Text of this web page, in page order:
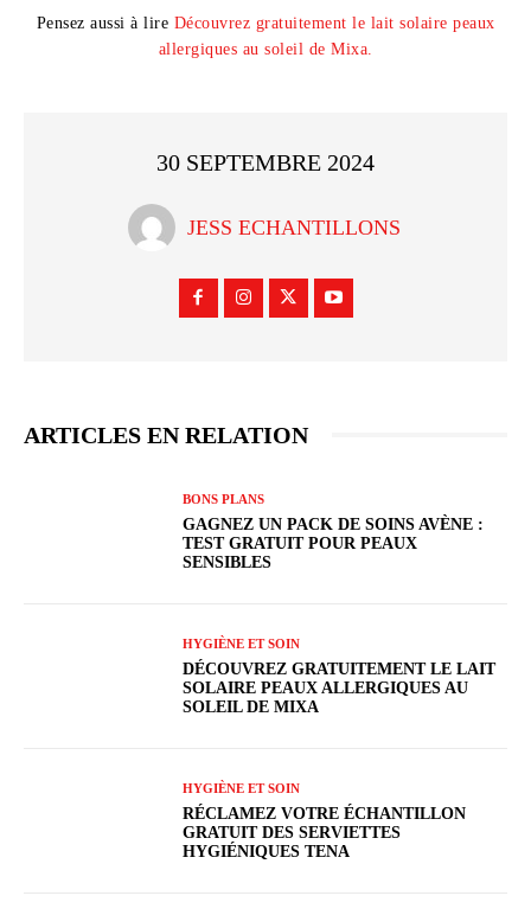
Pensez aussi à lire Découvrez gratuitement le lait solaire peaux
allergiques au soleil de Mixa.
30 SEPTEMBRE 2024
JESS ECHANTILLONS
ARTICLES EN RELATION
BONS PLANS
GAGNEZ UN PACK DE SOINS AVÈNE :
TEST GRATUIT POUR PEAUX
SENSIBLES
HYGIÈNE ET SOIN
DÉCOUVREZ GRATUITEMENT LE LAIT
SOLAIRE PEAUX ALLERGIQUES AU
SOLEIL DE MIXA
HYGIÈNE ET SOIN
RÉCLAMEZ VOTRE ÉCHANTILLON
GRATUIT DES SERVIETTES
HYGIÉNIQUES TENA